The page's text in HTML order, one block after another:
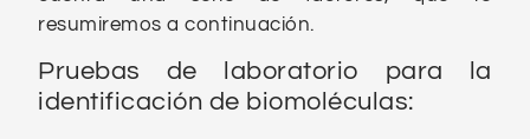
resumiremos a continuación.
Pruebas de laboratorio para la
identificación de biomoléculas: